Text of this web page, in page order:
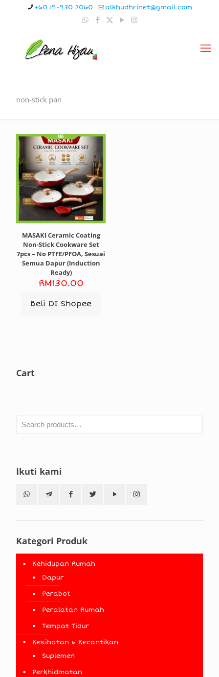
+60 19-930 7060 alkhudhrinet@gmail.com
non-stick pan
MASAKI Ceramic Coating
Non-Stick Cookware Set
7pcs – No PTFE/PFOA, Sesuai
Semua Dapur (Induction
Ready)
RM130.00
Beli DI Shopee
Cart
Ikuti kami
Kategori Produk
Kehidupan Rumah
Dapur
Perabot
Peralatan Rumah
Tempat Tidur
Kesihatan & Kecantikan
Suplemen
Perkhidmatan